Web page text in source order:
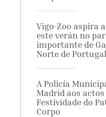
Vigo-Zoo aspira
este verán no
importante de
Norte de Portugal
A Policía
Madrid aos actos
Festividade do
Corpo